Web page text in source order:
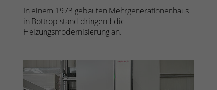
In einem 1973 gebauten Mehrgenerationenhaus
in Bottrop stand dringend die
Heizungsmodernisierung an.